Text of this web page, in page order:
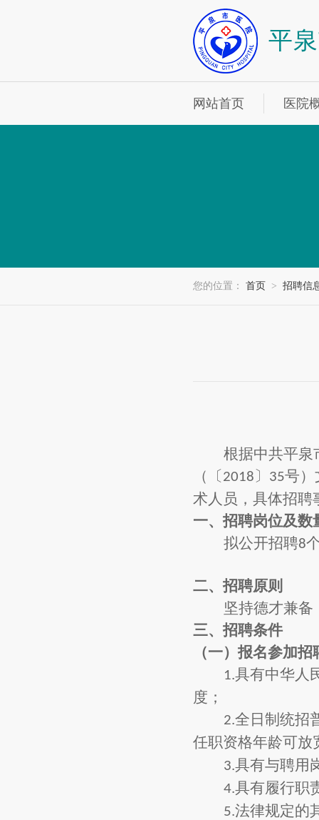
平
网站首页 医院
您的位置： 首页 > 招聘信
根据中共平泉
（〔2018〕 35号）
术人员， 具体招聘
一、 招聘岗位及数
拟公开招聘8
二、 招聘原则
坚持德才兼
三、 招聘条件
（一） 报名参加招
1.具有中华人
度 ；
2.全日制统招
任职资格年龄可放
3.具有与聘用
4.具有履行职
5.法律规定的